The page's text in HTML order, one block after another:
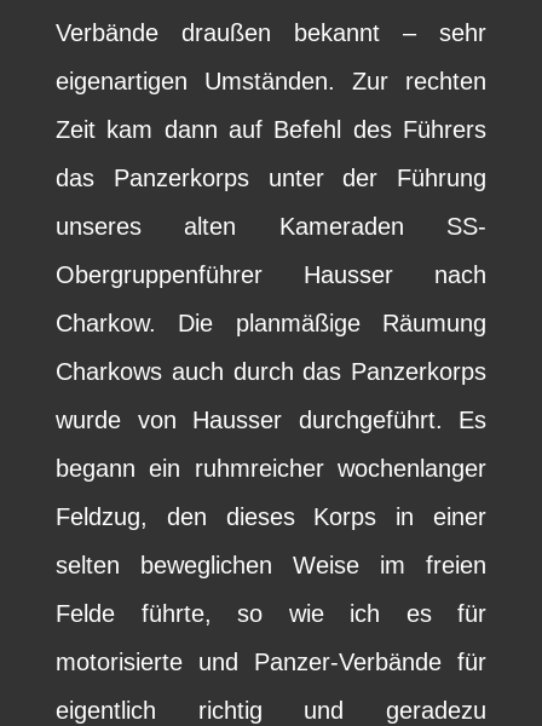
Verbände draußen bekannt – sehr
eigenartigen Umständen. Zur rechten
Zeit kam dann auf Befehl des Führers
das Panzerkorps unter der Führung
unseres alten Kameraden SS-
Obergruppenführer Hausser nach
Charkow. Die planmäßige Räumung
Charkows auch durch das Panzerkorps
wurde von Hausser durchgeführt. Es
begann ein ruhmreicher wochenlanger
Feldzug, den dieses Korps in einer
selten beweglichen Weise im freien
Felde führte, so wie ich es für
motorisierte und Panzer-Verbände für
eigentlich richtig und geradezu